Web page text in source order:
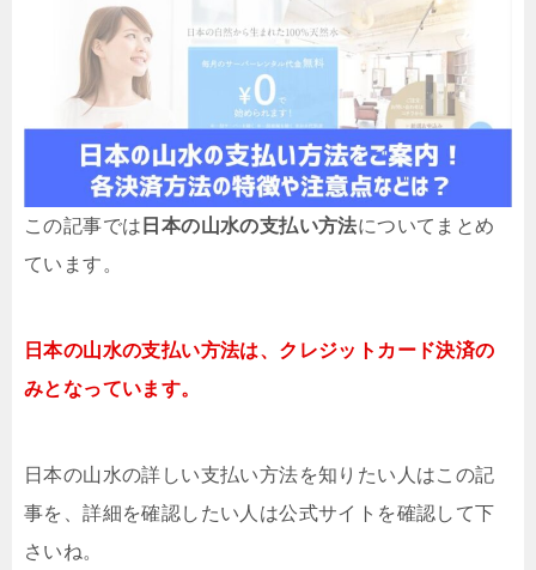
この記事では 日本の山水の支払い方法についてまとめ
ています。
日本の山水の支払い方法は、クレジットカード決済の
みとなっています。
日本の山水の詳しい支払い方法を知りたい人はこの記
事を、詳細を確認したい人は公式サイトを確認して下
さいね。